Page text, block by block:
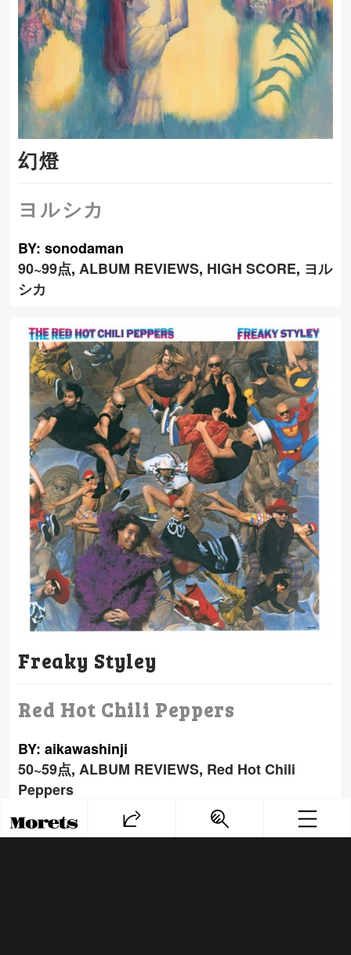
幻燈
ヨルシカ
BY: sonodaman
90~99点,ALBUM REVIEWS, HIGH SCORE, ヨル
シカ
Freaky Styley
Red Hot Chili Peppers
BY: aikawashinji
50~59点,ALBUM REVIEWS, Red Hot Chili
Peppers
PREV NEXT